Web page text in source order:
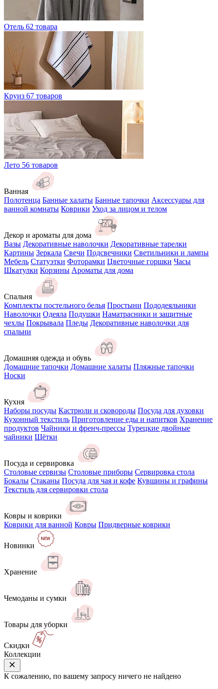
Отель 62 товара
Круиз 67 товаров
Лето 56 товаров
Ванная
Полотенца Банные халаты Банные тапочки Аксессуары для
ванной комнаты Коврики Уход за лицом и телом
Декор и ароматы для дома
Вазы Декоративные наволочки Декоративные тарелки
Картины Зеркала Свечи Подсвечники Светильники и лампы
Мебель Статуэтки Фоторамки Цветочные горшки Часы
Шкатулки Корзины Ароматы для дома
Спальня
Комплекты постельного белья Простыни Пододеяльники
Наволочки Одеяла Подушки Наматрасники и защитные
чехлы Покрывала Пледы Декоративные наволочки для
спальни
Домашняя одежда и обувь
Домашние тапочки Домашние халаты Пляжные тапочки
Носки
Кухня
Наборы посуды Кастрюли и сковороды Посуда для духовки
Кухонный текстиль Приготовление еды и напитков Хранение
продуктов Чайники и френч-прессы Турецкие двойные
чайники Щётки
Посуда и сервировка
Столовые сервизы Столовые приборы Сервировка стола
Бокалы Стаканы Посуда для чая и кофе Кувшины и графины
Текстиль для сервировки стола
Ковры и коврики
Коврики для ванной Ковры Придверные коврики
Новинки
Хранение
Чемоданы и сумки
Товары для уборки
Скидки
Коллекции
К сожалению, по вашему запросу ничего не найдено